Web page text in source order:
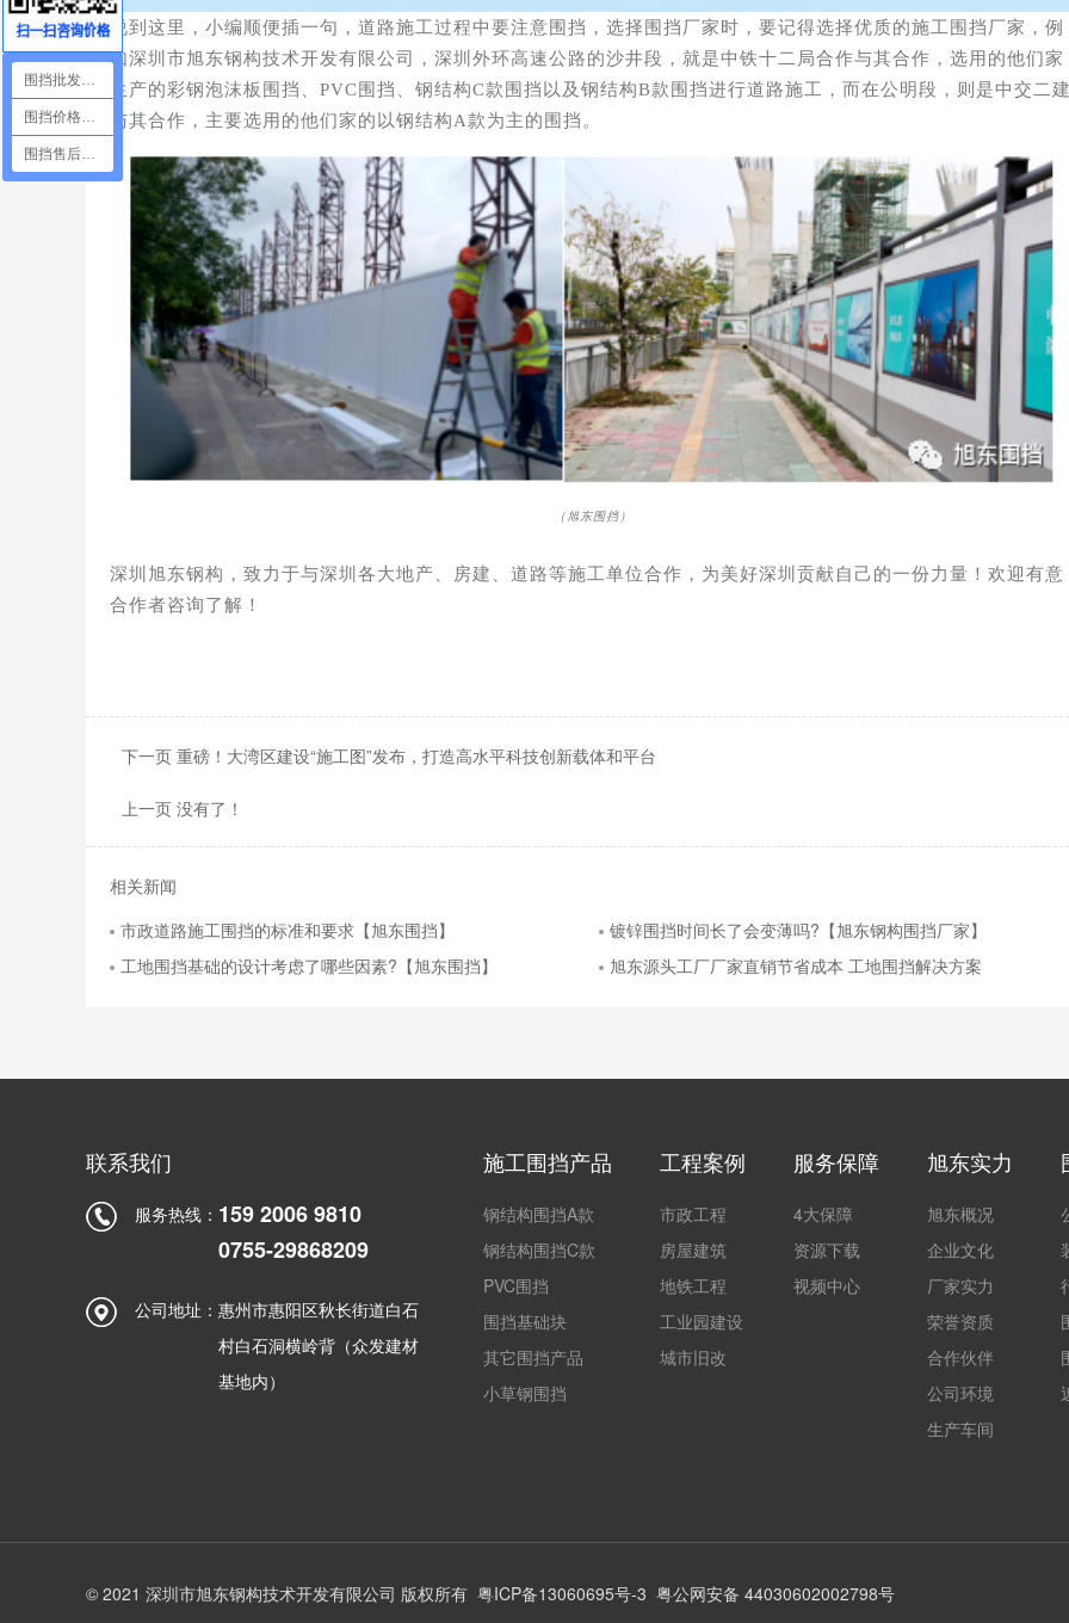
说到这里，小编顺便插一句，道路施工过程中要注意围挡，选择围挡厂家时，要记得选择优质的施工围挡厂家，例
如深圳市旭东钢构技术开发有限公司，深圳外环高速公路的沙井段，就是中铁十二局合作与其合作，选用的他们家
生产的彩钢泡沫板围挡、PVC围挡、钢结构C款围挡以及钢结构B款围挡进行道路施工，而在公明段，则是中交二建
与其合作，主要选用的他们家的以钢结构A款为主的围挡。
（旭东围挡）
深圳旭东钢构，致力于与深圳各大地产、房建、道路等施工单位合作，为美好深圳贡献自己的一份力量！欢迎有意
合作者咨询了解！
下一页 重磅！大湾区建设“施工图”发布，打造高水平科技创新载体和平台
上一页 没有了！
相关新闻
市政道路施工围挡的标准和要求【旭东围挡】
镀锌围挡时间长了会变薄吗?【旭东钢构围挡厂家】
工地围挡基础的设计考虑了哪些因素?【旭东围挡】
旭东源头工厂厂家直销节省成本 工地围挡解决方案
联系我们
服务热线： 159 2006 9810
0755-29868209
公司地址： 惠州市惠阳区秋长街道白石
村白石洞横岭背（众发建材
基地内）
施工围挡产品
钢结构围挡A款
钢结构围挡C款
PVC围挡
围挡基础块
其它围挡产品
小草钢围挡
工程案例
市政工程
房屋建筑
地铁工程
工业园建设
城市旧改
服务保障
4大保障
资源下载
视频中心
旭东实力
旭东概况
企业文化
厂家实力
荣誉资质
合作伙伴
公司环境
生产车间
© 2021 深圳市旭东钢构技术开发有限公司 版权所有 粤ICP备13060695号-3 粤公网安备 44030602002798号